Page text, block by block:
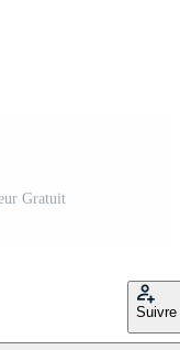
Gratuit
Suivre